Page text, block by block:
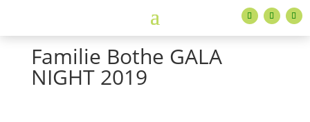
Familie Bothe GALA
NIGHT 2019